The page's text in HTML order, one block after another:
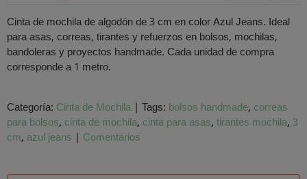
Cinta de mochila de algodón de 3 cm en color Azul Jeans. Ideal
para asas, correas, tirantes y refuerzos en bolsos, mochilas,
bandoleras y proyectos handmade. Cada unidad de compra
corresponde a 1 metro.
Categoría: Cinta de Mochila | Tags: bolsos handmade correas
para bolsos cinta de mochila cinta para asas tirantes mochila 3
cm azul jeans | Comentarios